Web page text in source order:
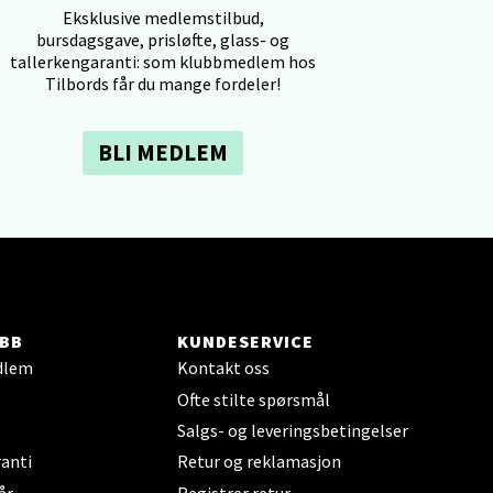
Eksklusive medlemstilbud,
bursdagsgave, prisløfte, glass- og
tallerkengaranti: som klubbmedlem hos
Tilbords får du mange fordeler!
BLI MEDLEM
KUNDESERVICE
Kontakt oss
Ofte stilte spørsmål
Salgs- og leveringsbetingelser
Retur og reklamasjon